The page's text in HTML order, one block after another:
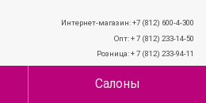
Интернет-магазин: +7 (812) 600-4-300
Опт: + 7 (812) 233-14-50
Розница: + 7 (812) 233-94-11
Салоны